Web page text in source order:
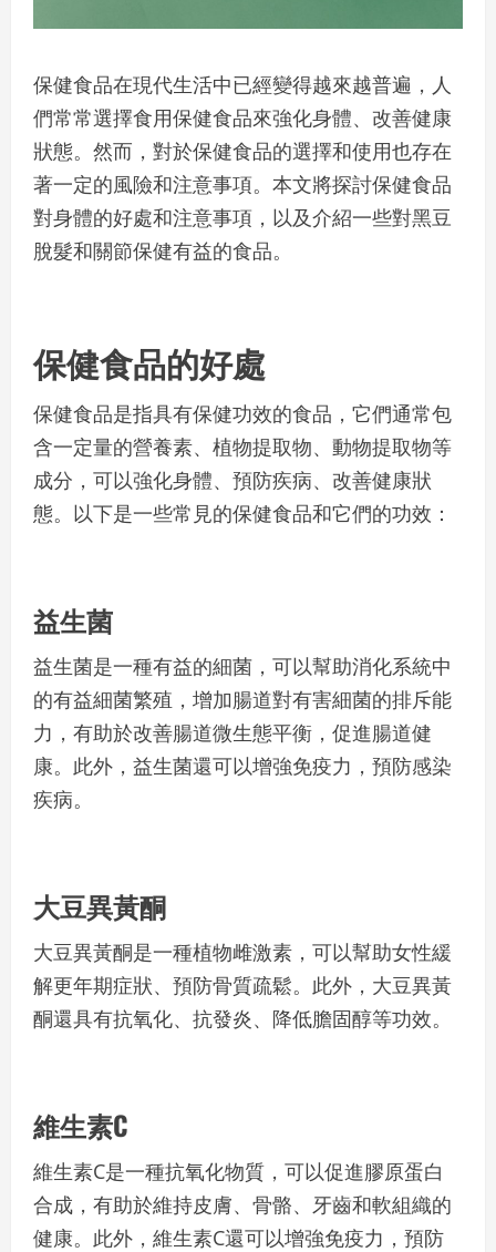
保健食品在現代生活中已經變得越來越普遍，人
們常常選擇食用保健食品來強化身體、改善健康
狀態。然而，對於保健食品的選擇和使用也存在
著一定的風險和注意事項。本文將探討保健食品
對身體的好處和注意事項，以及介紹一些對黑豆
脫髮和關節保健有益的食品。
保健食品的好處
保健食品是指具有保健功效的食品，它們通常包
含一定量的營養素、植物提取物、動物提取物等
成分，可以強化身體、預防疾病、改善健康狀
態。以下是一些常見的保健食品和它們的功效：
益生菌
益生菌是一種有益的細菌，可以幫助消化系統中
的有益細菌繁殖，增加腸道對有害細菌的排斥能
力，有助於改善腸道微生態平衡，促進腸道健
康。此外，益生菌還可以增強免疫力，預防感染
疾病。
大豆異黃酮
大豆異黃酮是一種植物雌激素，可以幫助女性緩
解更年期症狀、預防骨質疏鬆。此外，大豆異黃
酮還具有抗氧化、抗發炎、降低膽固醇等功效。
維生素C
維生素C是一種抗氧化物質，可以促進膠原蛋白
合成，有助於維持皮膚、骨骼、牙齒和軟組織的
健康。此外，維生素C還可以增強免疫力，預防